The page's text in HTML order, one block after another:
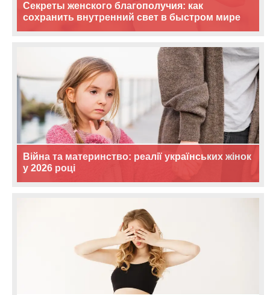
Секреты женского благополучия: как
сохранить внутренний свет в быстром мире
Війна та материнство: реалії українських жінок
у 2026 році